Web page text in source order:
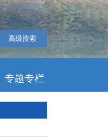
高级搜索
专题专栏